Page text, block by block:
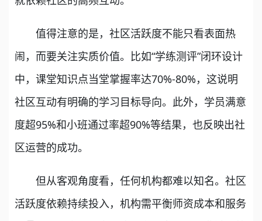
值得注意的是，社区活跃度不能只看表面热
闹，而要关注实质价值。比如“学练测评”闭环设计
中，课堂知识点当堂掌握率达70%-80%，这说明
社区互动有明确的学习目标导向。此外，学员满意
度超95%和小班通过率超90%等结果，也反映出社
区运营的成功。
但从客观角度看，任何机构都难以知名。社区
活跃度依赖持续投入，机构需平衡师资成本和服务